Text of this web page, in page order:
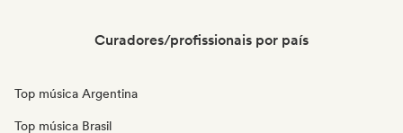
Curadores/profissionais por país
Top música Argentina
Top música Brasil